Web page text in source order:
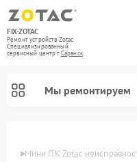
FIX-ZOTAC
Ремонт устройств Zotac
Специализированный
cервисный центр г.Саранск
Мы ремонтируем
Мини ПК Zotac